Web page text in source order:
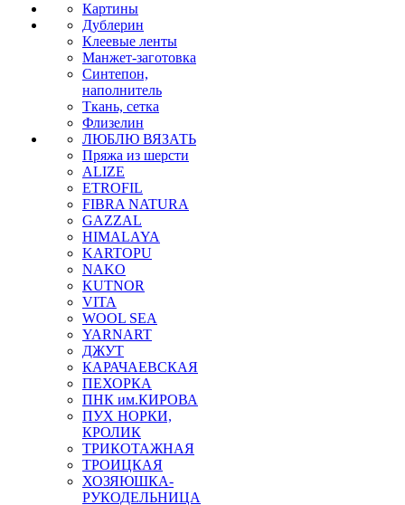
Картины
Дублерин
Клеевые ленты
Манжет-заготовка
Синтепон,
наполнитель
Ткань, сетка
Флизелин
ЛЮБЛЮ ВЯЗАТЬ
Пряжа из шерсти
ALIZE
ETROFIL
FIBRA NATURA
GAZZAL
HIMALAYA
KARTOPU
NAKO
KUTNOR
VITA
WOOL SEA
YARNART
ДЖУТ
КАРАЧАЕВСКАЯ
ПЕХОРКА
ПНК им.КИРОВА
ПУХ НОРКИ,
КРОЛИК
ТРИКОТАЖНАЯ
ТРОИЦКАЯ
ХОЗЯЮШКА-
РУКОДЕЛЬНИЦА